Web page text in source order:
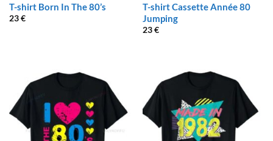
T-shirt Born In The 80’s
23€
T-shirt Cassette Année 80
Jumping
23€